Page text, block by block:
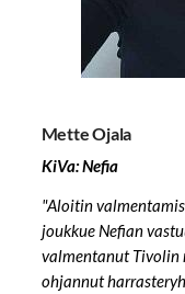
Mette Ojala
KiVa: Nefia
"Aloitin
joukkue Nefian
valmentanut Tivolin
ohjannut